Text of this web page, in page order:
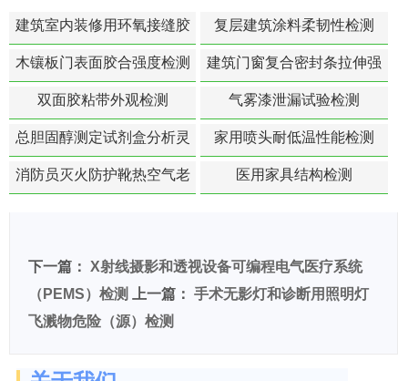
建筑室内装修用环氧接缝胶
苯含量检测
复层建筑涂料柔韧性检测
木镶板门表面胶合强度检测
建筑门窗复合密封条拉伸强
度-硬质塑料材料检测
双面胶粘带外观检测 气雾漆泄漏试验检测
总胆固醇测定试剂盒分析灵
敏度检测
家用喷头耐低温性能检测
消防员灭火防护靴热空气老
医用家具结构检测
下一篇： X射线摄影和透视设备可编程电气医疗系统
（PEMS）检测
上一篇： 手术无影灯和诊断用照明灯
飞溅物危险（源）检测